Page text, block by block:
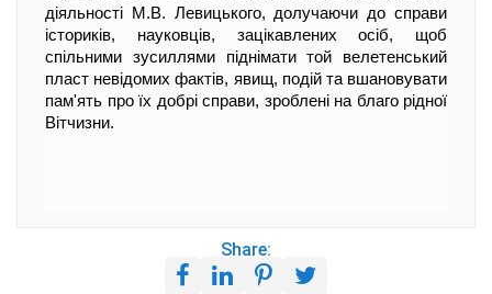
діяльності М.В. Левицького, долучаючи до справи
істориків, науковців, зацікавлених осіб, щоб
спільними зусиллями піднімати той велетенський
пласт невідомих фактів, явищ, подій та вшановувати
пам'ять про їх добрі справи, зроблені на благо рідної
Вітчизни.
Share: